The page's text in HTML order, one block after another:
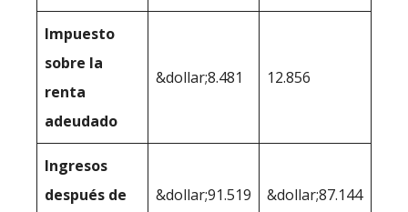
Impuesto
sobre la
renta
adeudado
&dollar;8.481 12.856
Ingresos
después de
&dollar;91.519 &dollar;87.144